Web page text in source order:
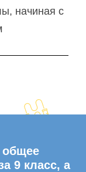
начиная с
общее
9 класс, а